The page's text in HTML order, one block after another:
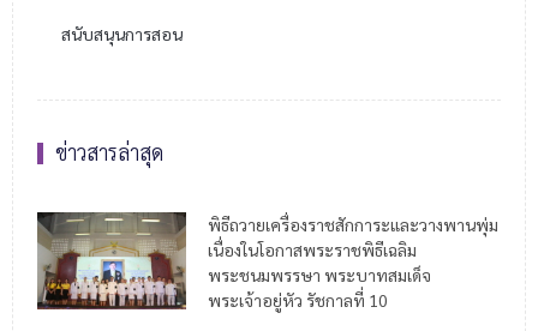
สนับสนุนการสอน
ข่าวสารล่าสุด
พิธีถวายเครื่องราชสักการะและวางพานพุ่ม
เนื่องในโอกาสพระราชพิธีเฉลิม
พระชนมพรรษา พระบาทสมเด็จ
พระเจ้าอยู่หัว รัชกาลที่ 10